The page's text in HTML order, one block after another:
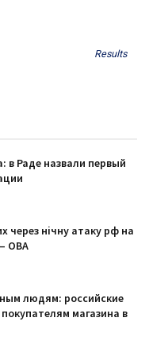
Results
в Раде назвали первый
через нічну атаку рф на
ОВА
людям: российские
магазина в